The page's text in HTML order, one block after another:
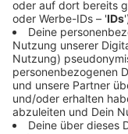
Saison. Das
Naturbad in
Wassertemperatur
recht frisch also.
lange und kalte
Schönwetterlage
auf angenehme